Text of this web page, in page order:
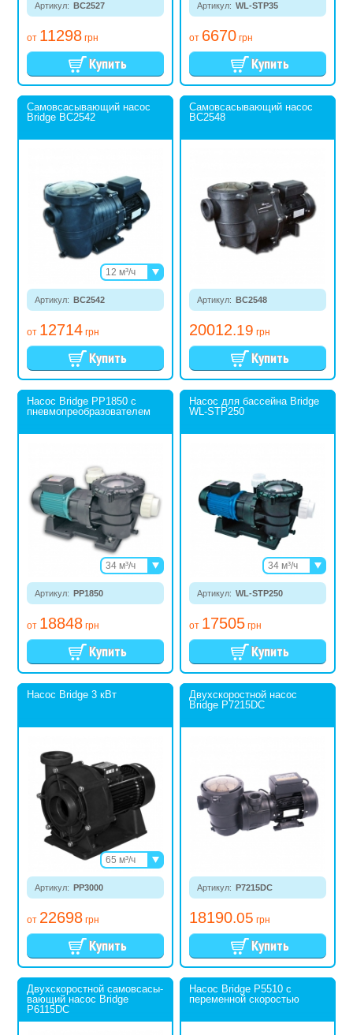
Артикул: BC2527
от 11298 грн
Артикул: WL-STP35
от 6670 грн
10 м³/ч
Самовсасывающий насос
Bridge BC2542
Артикул: BC2542
от 12714 грн
12 м³/ч
17 м³/ч
Самовсасывающий насос
BC2548
Артикул: BC2548
20012.19 грн
Насос Bridge PP1850 с
пневмопреобразователем
Артикул: PP1850
от 18848 грн
34 м³/ч
38 м³/ч
Насос для бассейна Bridge
WL-STP250
Артикул: WL-STP250
от 17505 грн
34 м³/ч
38 м³/ч
Насос Bridge 3 кВт
Артикул: PP3000
от 22698 грн
65 м³/ч
85 м³/ч
Двухскоростной насос
Bridge P7215DC
Артикул: P7215DC
18190.05 грн
Двухскоростной самовсасы­
вающий насос Bridge
P6115DC
Насос Bridge P5510 с
переменной скоростью